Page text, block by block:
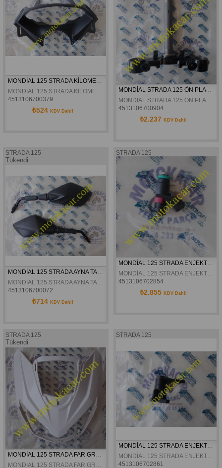
MONDİAL 125 STRADA KİLOMETRE GRANAJI ORJİNAL
MONDİAL 125 STRADA KİLOMETRE GRANAJI ORJİNAL
4513106700379
₺524 KDV Dahil
MONDİAL STRADA 125 ÖN PLATİN ORJİNAL
MONDİAL STRADA 125 ÖN PLATİN ORJİNAL
4513106700904
₺2.237 KDV Dahil
STRADA 125
Tükendi
MONDİAL 125 STRADA AYNA TAKIMI ORJİNAL
MONDİAL 125 STRADA AYNA TAKIMI ORJİNAL
4513106700072
₺714 KDV Dahil
STRADA 125
MONDİAL 125 STRADA ENJEKTÖR ORJİNAL
MONDİAL 125 STRADA ENJEKTÖR ORJİNAL
4513106702854
₺2.855 KDV Dahil
STRADA 125
Tükendi
STRADA 125
4513106702861